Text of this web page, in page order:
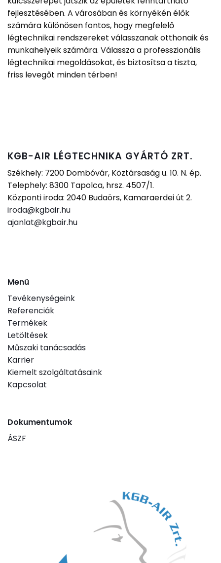
fejlesztésében. A városában és környékén élők
számára különösen fontos, hogy megfelelő
légtechnikai rendszereket válasszanak otthonaik és
munkahelyeik számára. Válassza a professzionális
légtechnikai megoldásokat, és biztosítsa a tiszta,
friss levegőt minden térben!
KGB-AIR LÉGTECHNIKA GYÁRTÓ ZRT.
Székhely: 7200 Dombóvár, Köztársaság u. 10. N. ép.
Telephely: 8300 Tapolca, hrsz. 4507/1.
Központi iroda: 2040 Budaörs, Kamaraerdei út 2.
iroda@kgbair.hu
ajanlat@kgbair.hu
Menü
Tevékenységeink
Referenciák
Termékek
Letöltések
Műszaki tanácsadás
Karrier
Kiemelt szolgáltatásaink
Kapcsolat
Dokumentumok
ÁSZF